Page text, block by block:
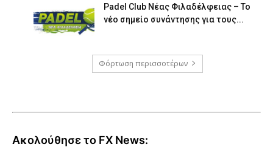
Padel Club Νέας Φιλαδέλφειας – Το
νέο σημείο συνάντησης για τους...
Φόρτωση περισσοτέρων
Ακολούθησε το FX News: